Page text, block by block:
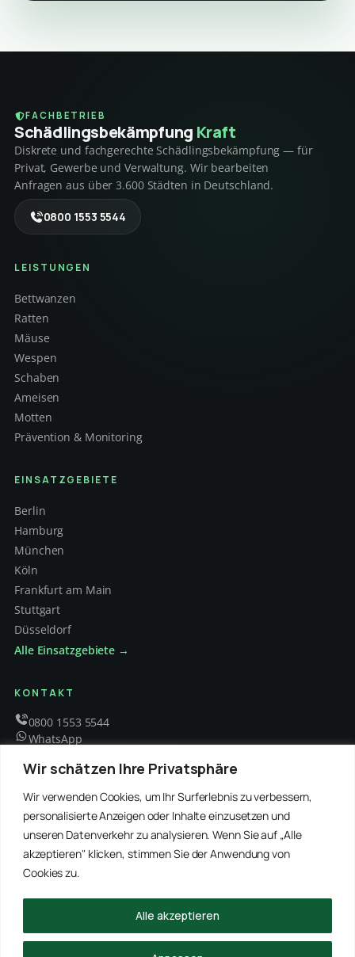
Wir schätzen Ihre Privatsphäre
Wir verwenden Cookies, um Ihr Surferlebnis zu verbessern,
personalisierte Anzeigen oder Inhalte einzusetzen und
unseren Datenverkehr zu analysieren. Wenn Sie auf „Alle
akzeptieren" klicken, stimmen Sie der Anwendung von
Cookies zu.
Alle akzeptieren
FACHBETRIEB
Schädlings­bekämpfung Kraft
Diskrete und fachgerechte Schädlingsbekämpfung — für
Privat, Gewerbe und Verwaltung. Wir bearbeiten
Anfragen aus über 3.600 Städten in Deutschland.
0800 1553 5544
LEISTUNGEN
Bettwanzen
Ratten
Mäuse
Wespen
Schaben
Ameisen
Motten
Prävention & Monitoring
EINSATZGEBIETE
Berlin
Hamburg
München
Köln
Frankfurt am Main
Stuttgart
Düsseldorf
Alle Einsatzgebiete →
KONTAKT
0800 1553 5544
WhatsApp
Mo – Fr 8 – 18 Uhr
EMPFOHLENE PARTNER
WinRei24 Dienstleistungen
Winterdienst Profi NRW
Winterdienst Niedersachsen
Winterdienst Hansa
Winterdienst Freitag
© 2026 Schädlingsbekämpfung Kraft · Alle Rechte vorbehalten